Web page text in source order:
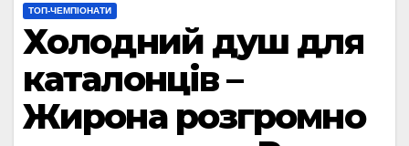
ТОП-ЧЕМПІОНАТИ
Холодний душ для
каталонців –
Жирона розгромно